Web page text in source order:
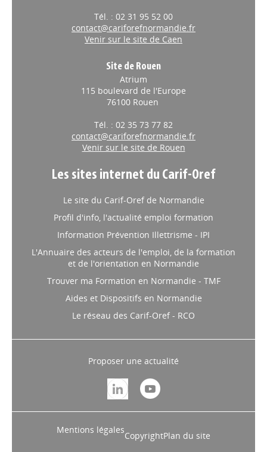
Tél. : 02 31 95 52 00
contact@cariforefnormandie.fr
Venir sur le site de Caen
Site de Rouen
Atrium
115 boulevard de l'Europe
76100 Rouen
Tél. : 02 35 73 77 82
contact@cariforefnormandie.fr
Venir sur le site de Rouen
Les sites internet du Carif-Oref
Le site du Carif-Oref de Normandie
Profil d'info, l'actualité emploi formation
Information Prévention Illettrisme - IPI
L'Annuaire des acteurs de l'emploi, de la formation
et de l'orientation en Normandie
Trouver ma Formation en Normandie - TMF
Aides et Dispositifs en Normandie
Le réseau des Carif-Oref - RCO
Proposer une actualité
Mentions légales
CopyrightPlan du site